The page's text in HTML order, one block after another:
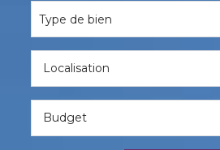
Type de bien
Budget